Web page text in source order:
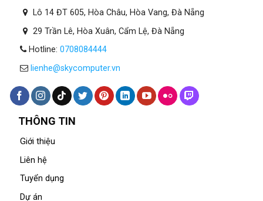
Lô 14 ĐT 605, Hòa Châu, Hòa Vang, Đà Nẵng
29 Trần Lê, Hòa Xuân, Cẩm Lệ, Đà Nẵng
Hotline: 0708084444
lienhe@skycomputer.vn
THÔNG TIN
Giới thiệu
Liên hệ
Tuyển dụng
Dự án